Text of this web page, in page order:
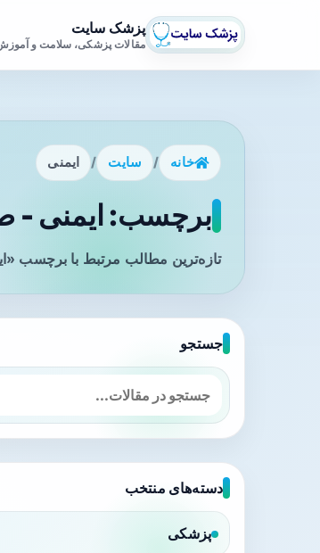
پزشک سایت
مقالات پزشکی، سلامت و
خانه / سایت / ایمنی
برچسب: ایمنی -
تازه‌ترین مطالب مرتبط با برچسب
جستجو
دسته‌های منتخب
پزشکی